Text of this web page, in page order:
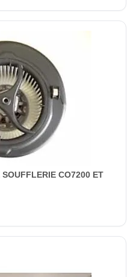
CO7200 ET